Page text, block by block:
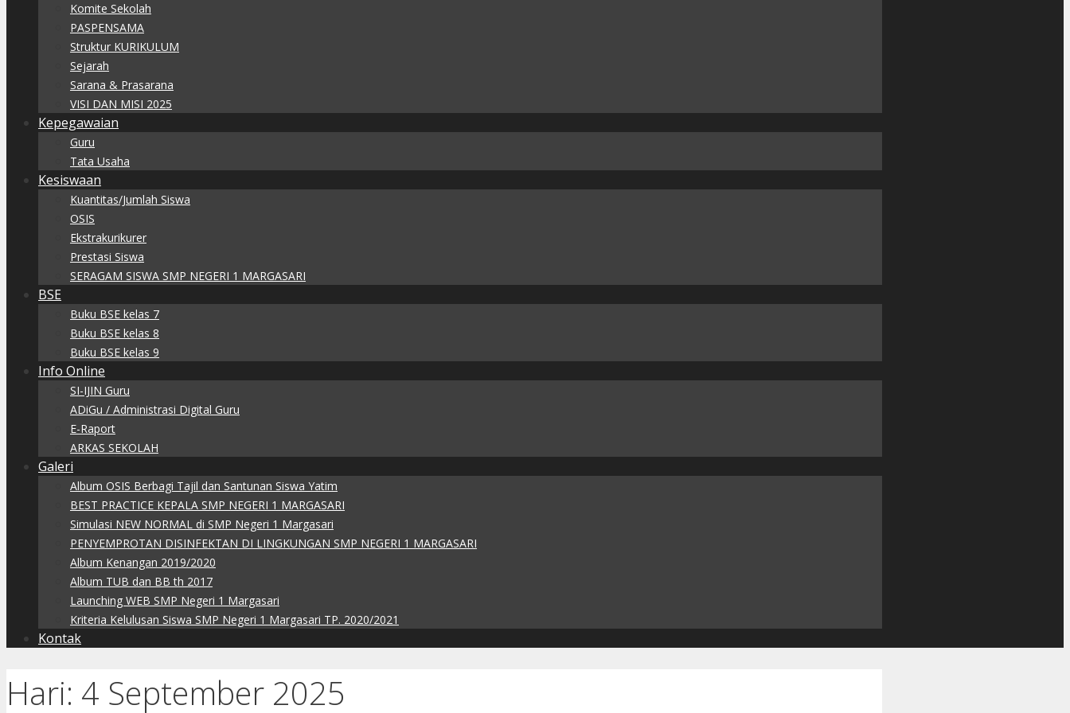
Komite Sekolah
PASPENSAMA
Struktur KURIKULUM
Sejarah
Sarana & Prasarana
VISI DAN MISI 2025
Kepegawaian
Guru
Tata Usaha
Kesiswaan
Kuantitas/Jumlah Siswa
OSIS
Ekstrakurikurer
Prestasi Siswa
SERAGAM SISWA SMP NEGERI 1 MARGASARI
BSE
Buku BSE kelas 7
Buku BSE kelas 8
Buku BSE kelas 9
Info Online
SI-IJIN Guru
ADiGu / Administrasi Digital Guru
E-Raport
ARKAS SEKOLAH
Galeri
Album OSIS Berbagi Tajil dan Santunan Siswa Yatim
BEST PRACTICE KEPALA SMP NEGERI 1 MARGASARI
Simulasi NEW NORMAL di SMP Negeri 1 Margasari
PENYEMPROTAN DISINFEKTAN DI LINGKUNGAN SMP NEGERI 1 MARGASARI
Album Kenangan 2019/2020
Album TUB dan BB th 2017
Launching WEB SMP Negeri 1 Margasari
Kriteria Kelulusan Siswa SMP Negeri 1 Margasari TP. 2020/2021
Kontak
Hari: 4 September 2025